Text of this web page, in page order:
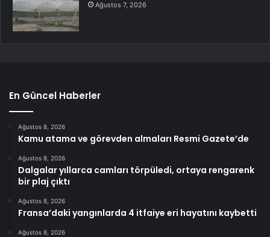
Ağustos 7, 2026
En Güncel Haberler
Ağustos 8, 2026
Kamu atama ve görevden almaları Resmi Gazete’de
Ağustos 8, 2026
Dalgalar yıllarca camları törpüledi, ortaya rengarenk
bir plaj çıktı
Ağustos 8, 2026
Fransa’daki yangınlarda 4 itfaiye eri hayatını kaybetti
Ağustos 8, 2026